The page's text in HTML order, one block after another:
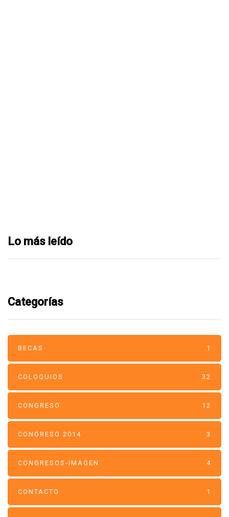
Lo más leído
Categorías
BECAS 1
COLOQUIOS 32
CONGRESO 12
CONGRESO 2014 3
CONGRESOS-IMAGEN 4
CONTACTO 1